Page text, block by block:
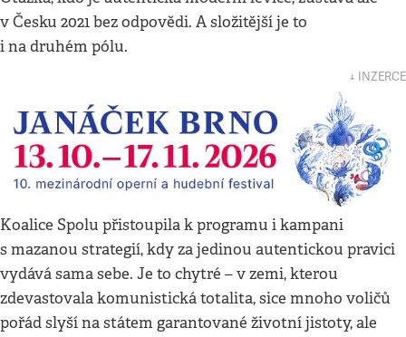
v Česku 2021 bez odpovědi. A složitější je to
i na druhém pólu.
↓ INZERCE
Koalice Spolu přistoupila k programu i kampani
s mazanou strategií, kdy za jedinou autentickou pravici
vydává sama sebe. Je to chytré – v zemi, kterou
zdevastovala komunistická totalita, sice mnoho voličů
pořád slyší na státem garantované životní jistoty, ale